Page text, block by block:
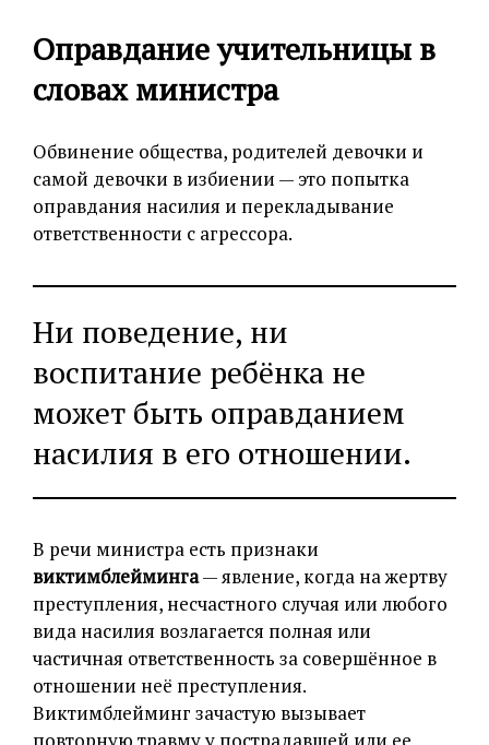
Оправдание учительницы в
словах министра
Обвинение общества, родителей девочки и
самой девочки в избиении — это попытка
оправдания насилия и перекладывание
ответственности с агрессора.
Ни поведение, ни
воспитание ребёнка не
может быть оправданием
насилия в его отношении.
В речи министра есть признаки
виктимблейминга— явление, когда на жертву
преступления, несчастного случая или любого
вида насилия возлагается полная или
частичная ответственность за совершённое в
отношении неё преступления.
Виктимблейминг зачастую вызывает
повторную травму у пострадавшей или ее